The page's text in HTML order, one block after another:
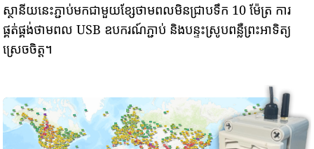
ស្ថានីយនេះភ្ជាប់មកជាមួយខ្សែថាមពលមិនជ្រាបទឹក 10 ម៉ែត្រ ការ
ផ្គត់ផ្គង់ថាមពល USB ឧបករណ៍ភ្ជាប់ និងបន្ទះស្រូបពន្លឺព្រះអាទិត្យ
ស្រេចចិត្ត។